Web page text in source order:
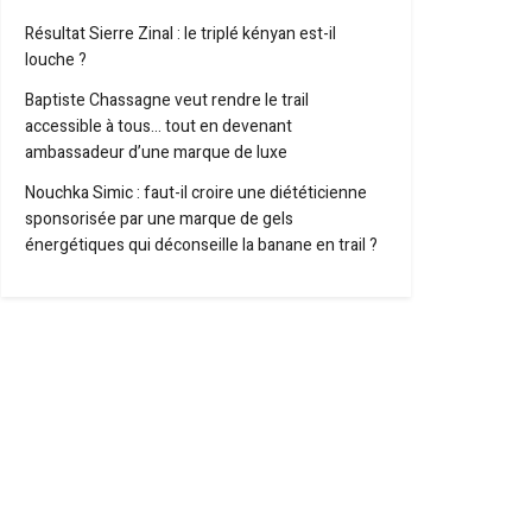
Résultat Sierre Zinal : le triplé kényan est-il
louche ?
Baptiste Chassagne veut rendre le trail
accessible à tous… tout en devenant
ambassadeur d’une marque de luxe
Nouchka Simic : faut-il croire une diététicienne
sponsorisée par une marque de gels
énergétiques qui déconseille la banane en trail ?